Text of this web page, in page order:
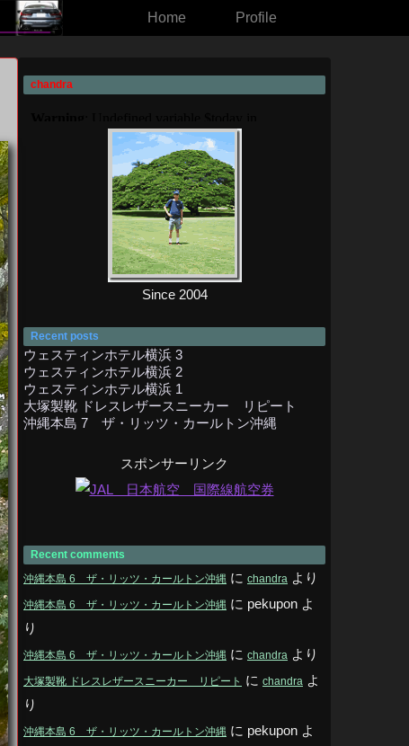
Home Profile
chandra
Since 2004
Recent posts
ウェスティンホテル横浜 3
ウェスティンホテル横浜 2
ウェスティンホテル横浜 1
大塚製靴 ドレスレザースニーカー リピート
沖縄本島 7 ザ・リッツ・カールトン沖縄
スポンサーリンク
Recent comments
沖縄本島 6 ザ・リッツ・カールトン沖縄 に chandra より
沖縄本島 6 ザ・リッツ・カールトン沖縄 に pekupon よ
り
沖縄本島 6 ザ・リッツ・カールトン沖縄 に chandra より
大塚製靴 ドレスレザースニーカー リピート に chandra よ
り
沖縄本島 6 ザ・リッツ・カールトン沖縄 に pekupon よ